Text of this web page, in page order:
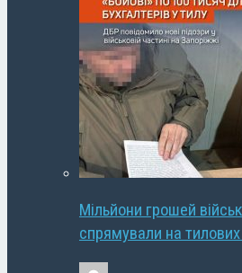
Мільйони грошей
спрямували на